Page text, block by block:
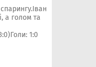
а голом та
1:0